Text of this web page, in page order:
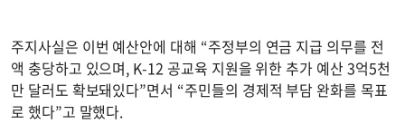
주지사실은 이번 예산안에 대해 “주정부의 연금 지급 의무를 전
액 충당하고 있으며, K-12 공교육 지원을 위한 추가 예산 3억5천
만 달러도 확보돼있다”면서 “주민들의 경제적 부담 완화를 목표
로 했다”고 말했다.